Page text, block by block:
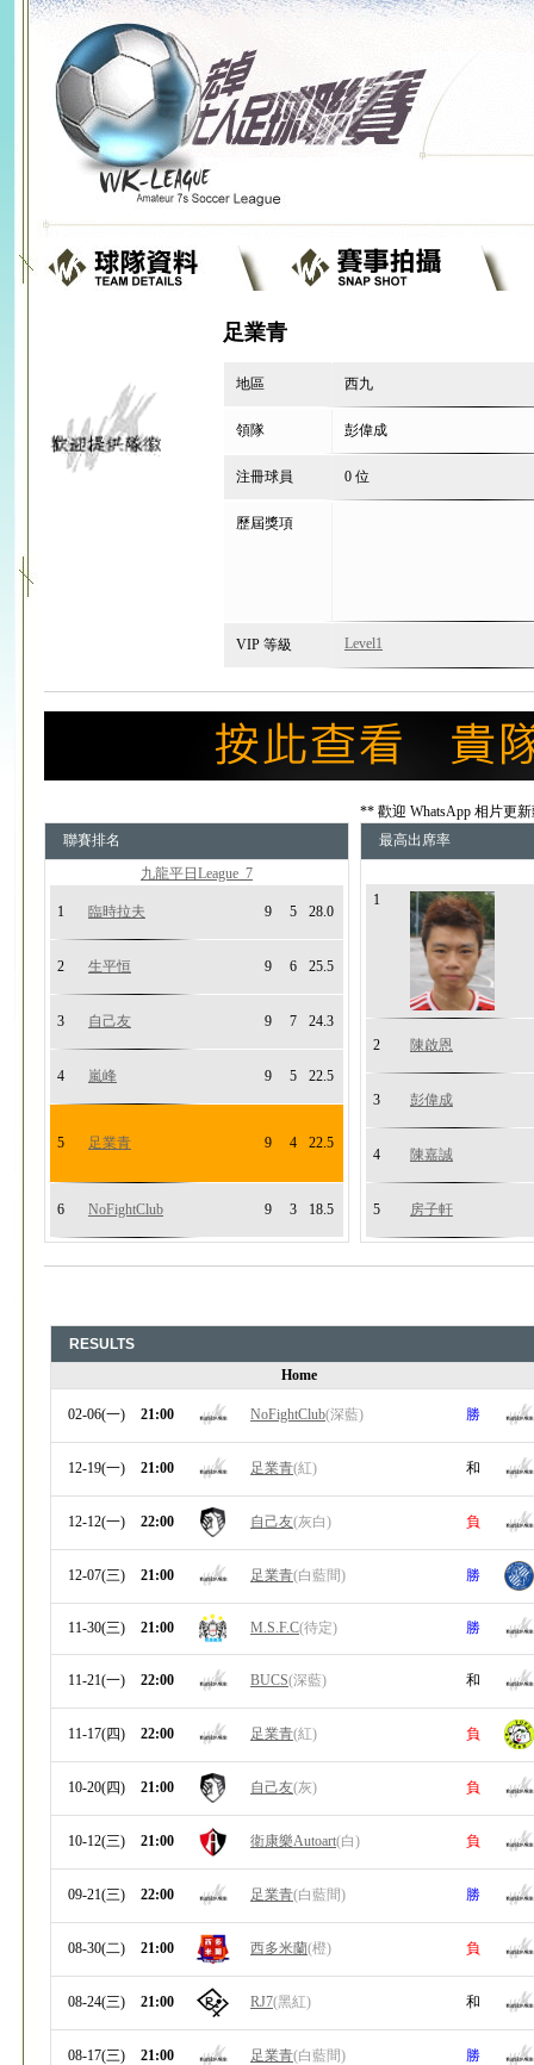
足業青
地區 西九
領隊 彭偉成
注冊球員 0 位
歷屆獎項
VIP 等級 Level1
** 歡迎 WhatsApp 相片更
聯賽排名
九龍平日League_7
1 臨時拉夫 9 5 28.0
2 生平恒 9 6 25.5
3 自己友 9 7 24.3
4 嵐峰 9 5 22.5
5 足業青 9 4 22.5
6 NoFightClub 9 3 18.5
最高出席率
1
2 陳啟恩
3 彭偉成
4 陳嘉誠
5 房子軒
RESULTS
Home
02-06(一) 21:00 NoFightClub(深藍) 勝
12-19(一) 21:00 足業青(紅) 和
12-12(一) 22:00 自己友(灰白) 負
12-07(三) 21:00 足業青(白藍間) 勝
11-30(三) 21:00 M.S.F.C(待定) 勝
11-21(一) 22:00 BUCS(深藍) 和
11-17(四) 22:00 足業青(紅) 負
10-20(四) 21:00 自己友(灰) 負
10-12(三) 21:00 衛康樂Autoart(白) 負
09-21(三) 22:00 足業青(白藍間) 勝
08-30(二) 21:00 西多米蘭(橙) 負
08-24(三) 21:00 RJ7(黑紅) 和
08-17(三) 21:00 足業青(白藍間) 勝